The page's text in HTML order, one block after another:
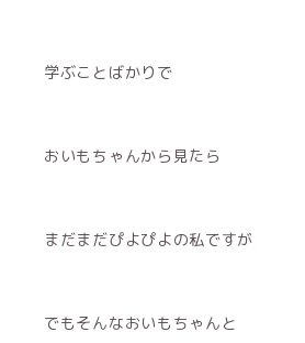
学ぶことばかりで
おいもちゃんから見たら
まだまだぴよぴよの私ですが
でもそんなおいもちゃんと